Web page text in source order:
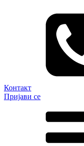
Контакт
Пријави се